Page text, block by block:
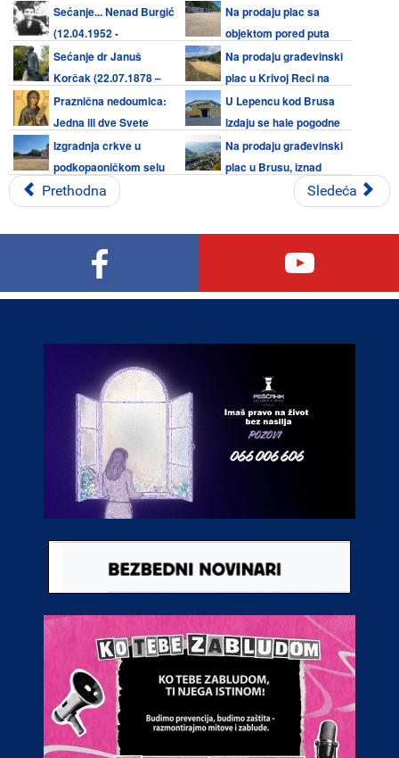
meštanima bruskog kraja 08.
avgusta
Sećanje... Nenad Burgić
(12.04.1952 -
07.08.1990)Sećanje dr Januš
Korčak (22.07.1878 –
07.08.1942.) - Zaštitnik i prijatelj
dece
Praznična nedoumica:
Jedna ili dve Svete
Petke (08. avgust i 27. oktobar)
Izgradnja crkve u
podkopaoničkom selu
Šošiće pri kraju, završetak za
sabor 29. avgusta
Na prodaju plac sa
objektom pored puta
Kruševac - BrusNa prodaju građevinski
plac u Krivoj Reci na
KopaonikuU Lepencu kod Brusa
izdaju se hale pogodne
za razne delatnosti
Na prodaju građevinski
plac u Brusu, iznad
Prethodna Sledeća